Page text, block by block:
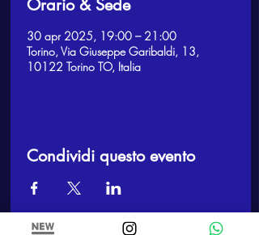
Orario & Sede
30 apr 2025, 19:00 – 21:00
Torino, Via Giuseppe Garibaldi, 13,
10122 Torino TO, Italia
Condividi questo evento